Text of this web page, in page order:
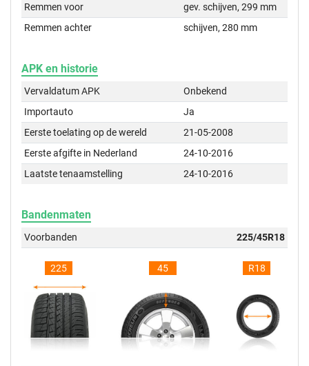
Remmen voor
gev. schijven, 299 mm
Remmen achter
schijven, 280 mm
APK en historie
Vervaldatum APK
Onbekend
Importauto
Ja
Eerste toelating op de wereld
21-05-2008
Eerste afgifte in Nederland
24-10-2016
Laatste tenaamstelling
24-10-2016
Bandenmaten
Voorbanden 225/45R18
225 45 R18